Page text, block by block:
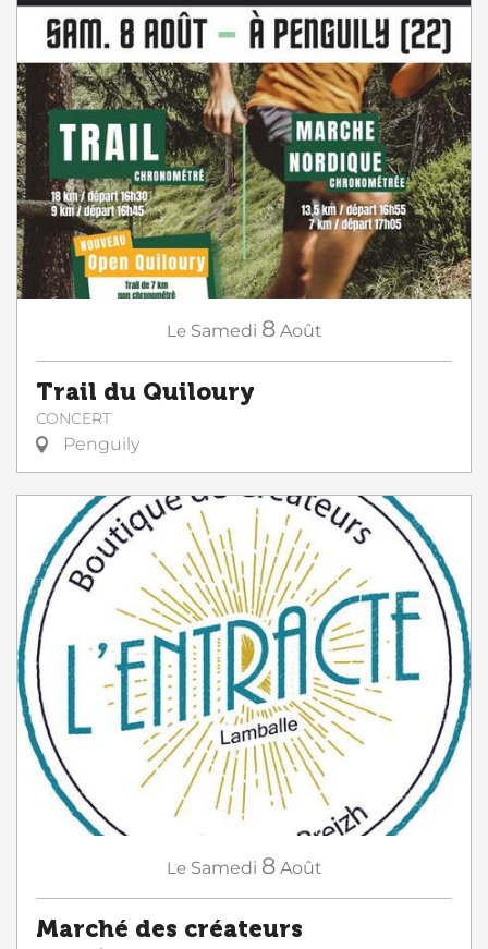
Le Samedi 8 Août
Trail du Quiloury
CONCERT
Penguily
Le Samedi 8 Août
Marché des créateurs